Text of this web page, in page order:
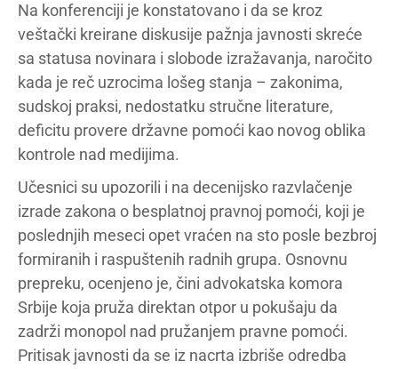
Na konferenciji je konstatovano i da se kroz
veštački kreirane diskusije pažnja javnosti skreće
sa statusa novinara i slobode izražavanja, naročito
kada je reč uzrocima lošeg stanja – zakonima,
sudskoj praksi, nedostatku stručne literature,
deficitu provere državne pomoći kao novog oblika
kontrole nad medijima.
Učesnici su upozorili i na decenijsko razvlačenje
izrade zakona o besplatnoj pravnoj pomoći, koji je
poslednjih meseci opet vraćen na sto posle bezbroj
formiranih i raspuštenih radnih grupa. Osnovnu
prepreku, ocenjeno je, čini advokatska komora
Srbije koja pruža direktan otpor u pokušaju da
zadrži monopol nad pružanjem pravne pomoći.
Pritisak javnosti da se iz nacrta izbriše odredba